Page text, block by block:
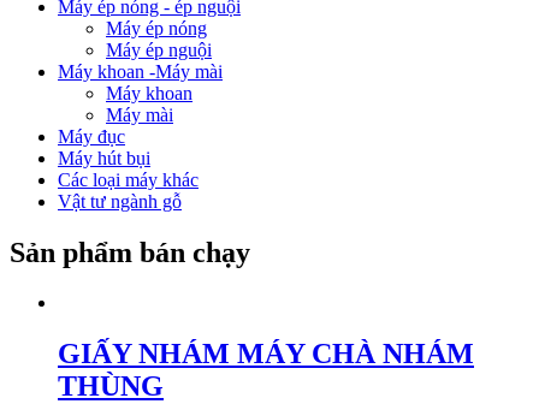
Máy ép nóng - ép nguội
Máy ép nóng
Máy ép nguội
Máy khoan -Máy mài
Máy khoan
Máy mài
Máy đục
Máy hút bụi
Các loại máy khác
Vật tư ngành gỗ
Sản phẩm bán chạy
GIẤY NHÁM MÁY CHÀ NHÁM
THÙNG